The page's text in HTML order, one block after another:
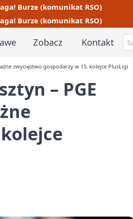
Burze (komunikat RSO)
Burze (komunikat RSO)
Zobacz Kontakt
zwycięstwo gospodarzy w 15. kolejce PlusLigi
– PGE